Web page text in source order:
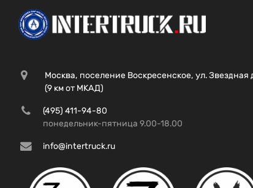
Москва, поселение Воскресенское, ул. Звездная
(9 км от МКАД)
(495) 411-94-80
понедельник-пятница 9.00-18.00
info@intertruck.ru